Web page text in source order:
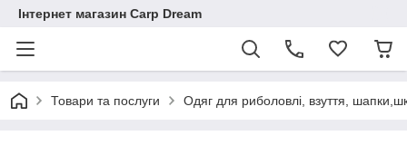
Інтернет магазин Carp Dream
Товари та послуги Одяг для риболовлі, взуття,